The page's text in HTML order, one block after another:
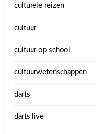
culturele reizen
cultuur
cultuur op school
cultuurwetenschappen
darts
darts live